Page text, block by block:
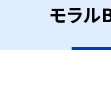
モラル